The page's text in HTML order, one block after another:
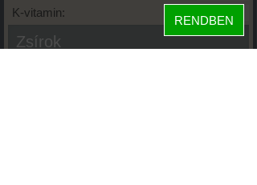
K-vitamin:
Zsírok
RENDBEN